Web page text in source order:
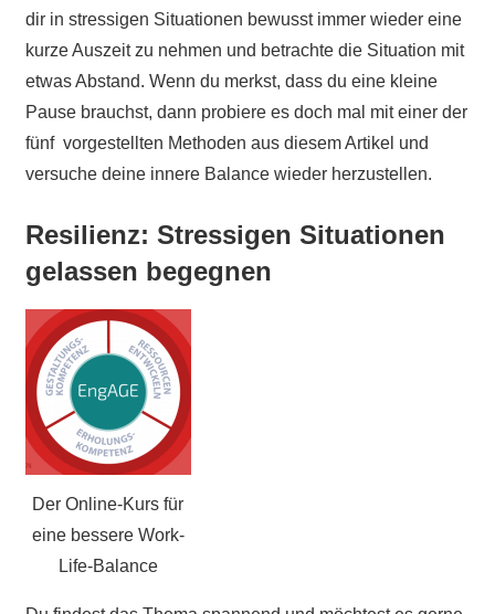
dir in stressigen Situationen bewusst immer wieder eine
kurze Auszeit zu nehmen und betrachte die Situation mit
etwas Abstand. Wenn du merkst, dass du eine kleine
Pause brauchst, dann probiere es doch mal mit einer der
fünf vorgestellten Methoden aus diesem Artikel und
versuche deine innere Balance wieder herzustellen.
Resilienz: Stressigen Situationen
gelassen begegnen
Der Online-Kurs für
eine bessere Work-
Life-Balance